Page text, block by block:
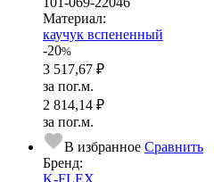
Ма­­те­­ри­­ал:
каучук вспененный
-20%
3 517,67 ₽
за пог.м.
2 814,14 ₽
за пог.м.
В избранное Сравнить
Бренд: